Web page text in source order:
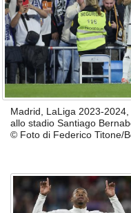
Madrid, LaLiga 2023-
allo stadio Santiago
© Foto di Federico Titone/